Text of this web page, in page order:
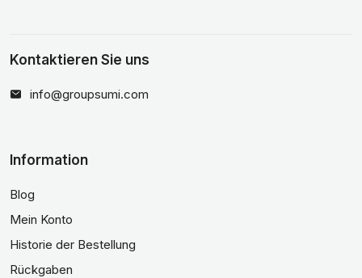
Kontaktieren Sie uns
info@groupsumi.com
Information
Blog
Mein Konto
Historie der Bestellung
Rückgaben